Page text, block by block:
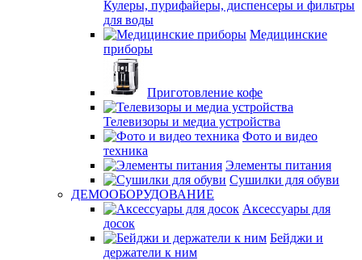
Кулеры, пурифайеры, диспенсеры и фильтры
для воды
Медицинские
приборы
Приготовление кофе
Телевизоры и медиа устройства
Фото и видео
техника
Элементы питания
Сушилки для обуви
ДЕМООБОРУДОВАНИЕ
Аксессуары для
досок
Бейджи и
держатели к ним